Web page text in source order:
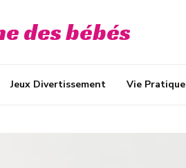
des bébés
Jeux Divertissement Vie Pratique